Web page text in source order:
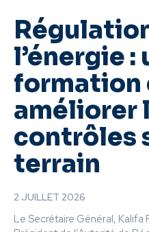
l’énergie :
formation
améliorer
contrôles
terrain
2 JUILLET 2026
Le Secrétaire Général, Kalifa